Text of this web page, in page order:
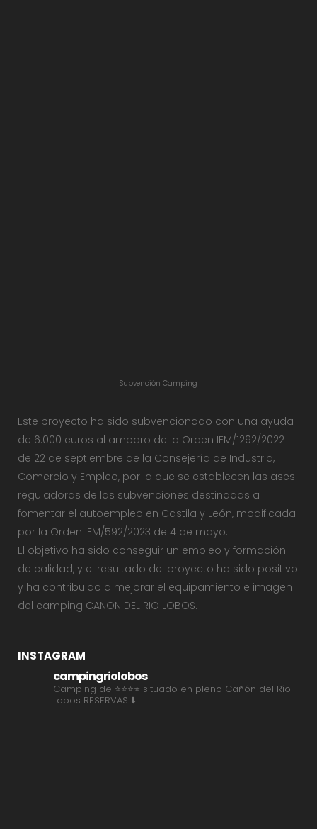
Subvención Camping
Este proyecto ha sido subvencionado con una ayuda
de 6.000 euros al amparo de la Orden IEM/1292/2022
de 22 de septiembre de la Consejería de Industria,
Comercio y Empleo, por la que se establecen las ases
reguladoras de las subvenciones destinadas a
fomentar el autoempleo en Castila y León, modificada
por la Orden IEM/592/2023 de 4 de mayo.
El objetivo ha sido conseguir un empleo y formación
de calidad, y el resultado del proyecto ha sido positivo
y ha contribuido a mejorar el equipamiento e imagen
del camping CAÑON DEL RIO LOBOS.
INSTAGRAM
campingriolobos
Camping de ⭐⭐⭐⭐ situado en pleno Cañón del Río
Lobos RESERVAS ⬇️